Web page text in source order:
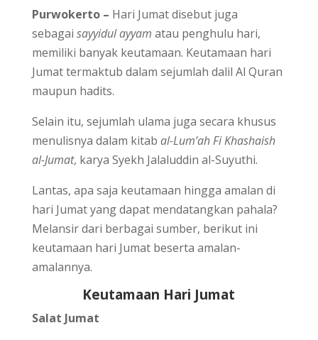
Purwokerto – Hari Jumat disebut juga
sebagai sayyidul ayyam atau penghulu hari,
memiliki banyak keutamaan. Keutamaan hari
Jumat termaktub dalam sejumlah dalil Al Quran
maupun hadits.
Selain itu, sejumlah ulama juga secara khusus
menulisnya dalam kitab al-Lum’ah Fi Khashaish
al-Jumat, karya Syekh Jalaluddin al-Suyuthi.
Lantas, apa saja keutamaan hingga amalan di
hari Jumat yang dapat mendatangkan pahala?
Melansir dari berbagai sumber, berikut ini
keutamaan hari Jumat beserta amalan-
amalannya.
Keutamaan Hari Jumat
Salat Jumat